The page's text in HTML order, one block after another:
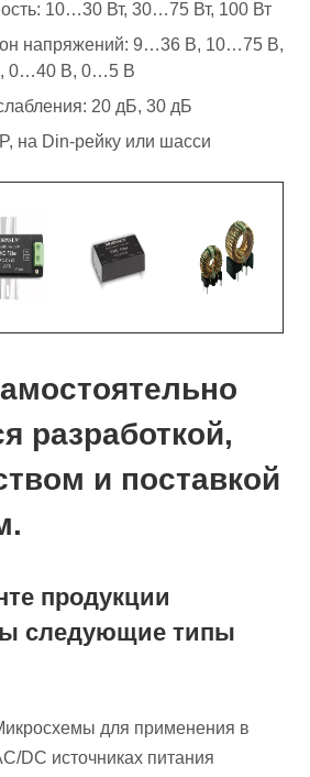
10…30 Вт, 30…75 Вт, 100 Вт
напряжений: 9…36 В, 10…75 В,
0…40 В, 0…5 В
20 дБ, 30 дБ
на Din-рейку или шасси
разработкой,
и поставкой
продукции
следующие типы
для применения в
DC источниках питания